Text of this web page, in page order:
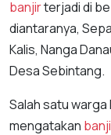
banjirterjadi di
diantaranya,
Kalis, Nanga
Desa Sebintang.
Salah satu
mengatakan